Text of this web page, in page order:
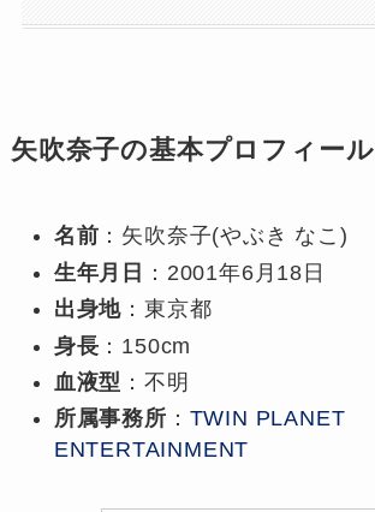
矢吹奈子の基本プロフィール
名前 ：矢吹奈子(やぶき なこ)
生年月日
：2001年6月18日
出身地 ：東京都
身長 ：150cm
血液型 ：不明
所属事務所 ： TWIN PLANET
ENTERTAINMENT